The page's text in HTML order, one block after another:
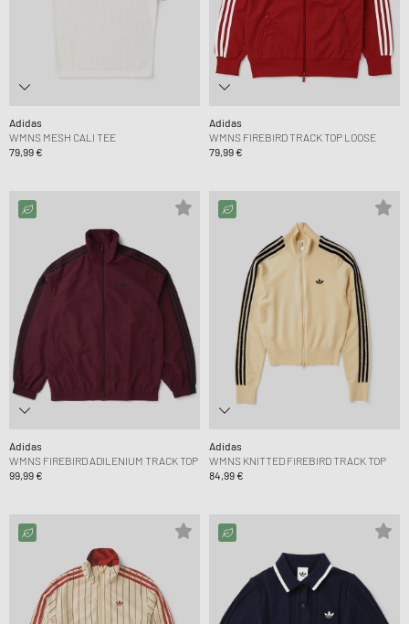
Adidas
WMNS MESH CALI TEE
79,99 €
Adidas
WMNS FIREBIRD TRACK TOP LOOSE
79,99 €
Adidas
WMNS FIREBIRD ADILENIUM TRACK TOP
99,99 €
Adidas
WMNS KNITTED FIREBIRD TRACK TOP
84,99 €